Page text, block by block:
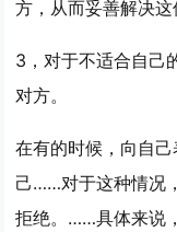
方，从而妥善解决这
3，对于不适合自己
对方。
在有的时候，向自
己……对于这种情况
拒绝。……具体来说